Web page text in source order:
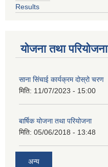
Results
योजना तथा परियोजना
साना सिंचाई कार्यक्रम दोस्रो चरण
मिति: 11/07/2023 - 15:00
बार्षिक योजना तथा परियोजना
मिति: 05/06/2018 - 13:48
अन्य